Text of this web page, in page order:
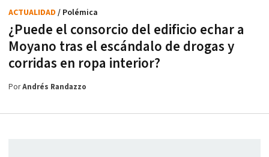
¿Puede el consorcio del edificio echar a
Moyano tras el escándalo de drogas y
corridas en ropa interior?
ACTUALIDAD / Polémica
PorAndrés Randazzo